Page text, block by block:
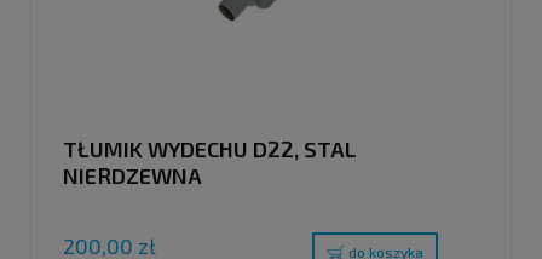
TŁUMIK WYDECHU D22, STAL
NIERDZEWNA
200,00 zł do koszyka